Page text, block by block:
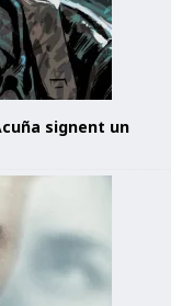
signent un